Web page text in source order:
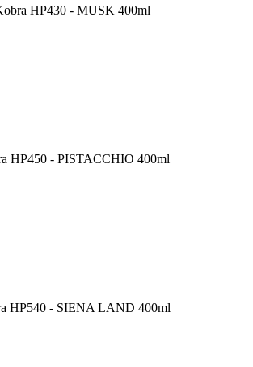
HP430 - MUSK 400ml
HP450 - PISTACCHIO 400ml
HP540 - SIENA LAND 400ml